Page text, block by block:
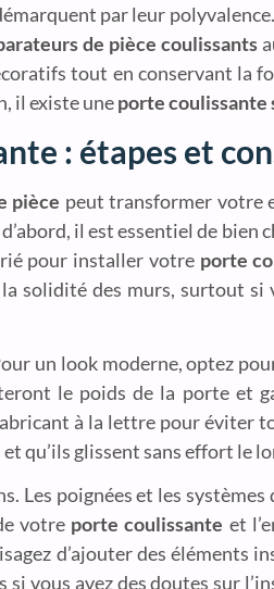
par leur
de pièce coulissants
tout en conservant la
il existe uneporte coulissante
: étapes et
pièce peut transformer votre
il est essentiel de
pour installer votre porte
solidité des murs, surtout si
un look moderne, optez
le poids de la porte et
à la lettre pour éviter
qu’ils glissent sans effort le
poignées et les
votre porte coulissante et
d’ajouter des éléments
si vous avez des doutes sur